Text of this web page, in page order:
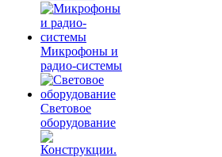
Микрофоны и
радио-системы
Световое
оборудование